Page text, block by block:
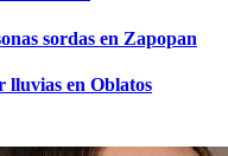
sordas en Zapopan
lluvias en Oblatos